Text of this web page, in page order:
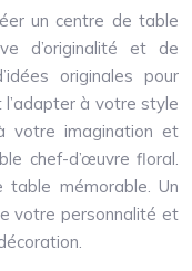
un centre de table
d’originalité et de
originales pour
à votre style
votre imagination et
chef-d’œuvre floral.
table mémorable. Un
votre personnalité et